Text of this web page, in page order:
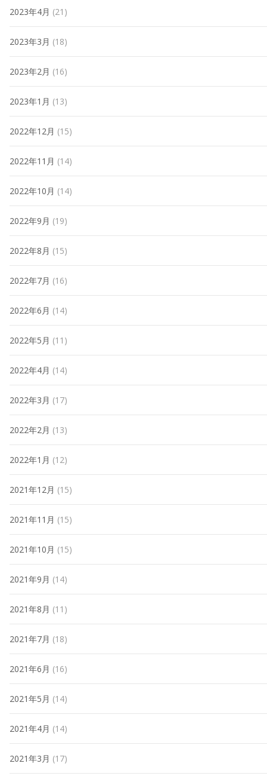
2023年4月 (21)
2023年3月 (18)
2023年2月 (16)
2023年1月 (13)
2022年12月 (15)
2022年11月 (14)
2022年10月 (14)
2022年9月 (19)
2022年8月 (15)
2022年7月 (16)
2022年6月 (14)
2022年5月 (11)
2022年4月 (14)
2022年3月 (17)
2022年2月 (13)
2022年1月 (12)
2021年12月 (15)
2021年11月 (15)
2021年10月 (15)
2021年9月 (14)
2021年8月 (11)
2021年7月 (18)
2021年6月 (16)
2021年5月 (14)
2021年4月 (14)
2021年3月 (17)